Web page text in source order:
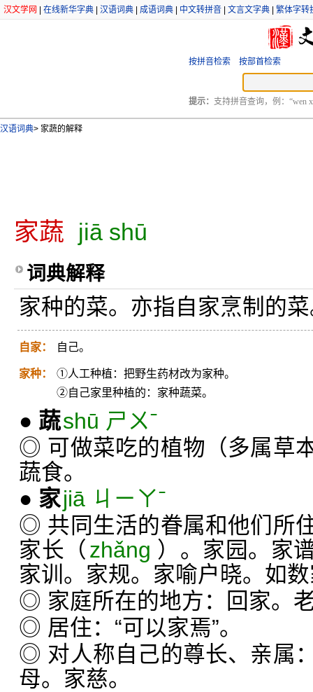
汉文学网 在线新华字典 汉语词典 成语词典 中文转拼音 文言文字典 繁体字转
按拼音检索 按部首检索
提示： 支持拼音查询，例：“wen
汉语词典> 家蔬的解释
家蔬 jiā shū
词典解释
家种的菜。亦指自家烹制的
自家： 自己。
家种：
①人工种植：把野生药材改为家种。
②自己家里种植的：家种蔬菜。
● 蔬shū ㄕㄨˉ
◎ 可做菜吃的植物（多属草
蔬食。
● 家jiā ㄐㄧㄚˉ
◎ 共同生活的眷属和他们所
家长（ zhǎng ）。家园。家
家训。家规。家喻户晓。如
◎ 家庭所在的地方：回家。
◎ 居住：“可以家焉”。
◎ 对人称自己的尊长、亲属
母。家慈。